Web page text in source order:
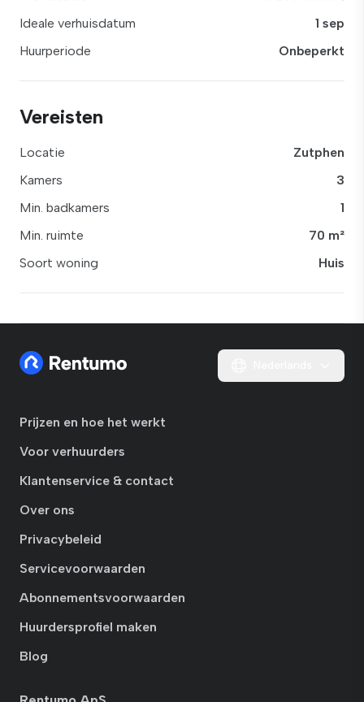
Ideale verhuisdatum
1 sep
Huurperiode
Onbeperkt
Vereisten
Locatie
Zutphen
Kamers
3
Min. badkamers
1
Min. ruimte
70 m²
Soort woning
Huis
Prijzen en hoe het werkt
Voor verhuurders
Klantenservice & contact
Over ons
Privacybeleid
Servicevoorwaarden
Abonnementsvoorwaarden
Huurdersprofiel maken
Blog